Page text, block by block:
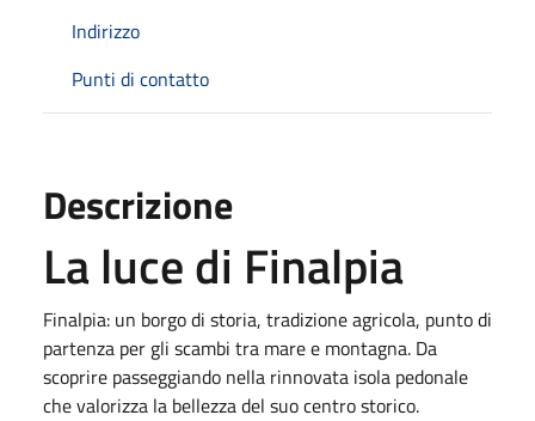
Indirizzo
Punti di contatto
Descrizione
La luce di Finalpia
Finalpia: un borgo di storia, tradizione agricola, punto di
partenza per gli scambi tra mare e montagna. Da
scoprire passeggiando nella rinnovata isola pedonale
che valorizza la bellezza del suo centro storico.